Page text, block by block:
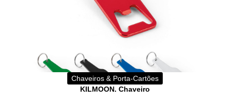
Chaveiros & Porta-Cartões
KILMOON. Chaveiro